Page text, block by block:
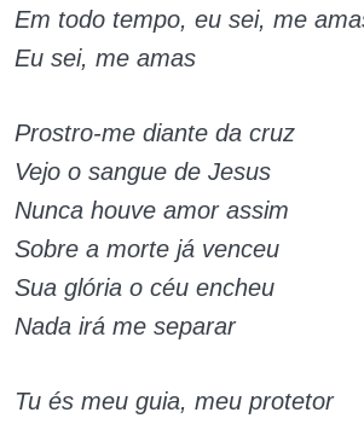
Em todo tempo, eu sei, me
Eu sei, me amas
Prostro-me diante da cruz
Vejo o sangue de Jesus
Nunca houve amor assim
Sobre a morte já venceu
Sua glória o céu encheu
Nada irá me separar
Tu és meu guia, meu protetor